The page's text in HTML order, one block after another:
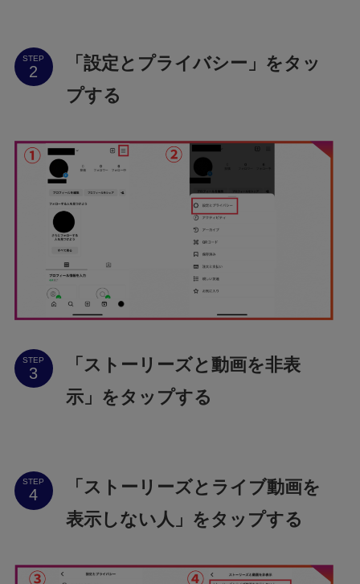
STEP
「設定とプライバシー」をタッ
プする
STEP
「ストーリーズと動画を非表
示」をタップする
STEP
「ストーリーズとライブ動画を
表示しない人」をタップする